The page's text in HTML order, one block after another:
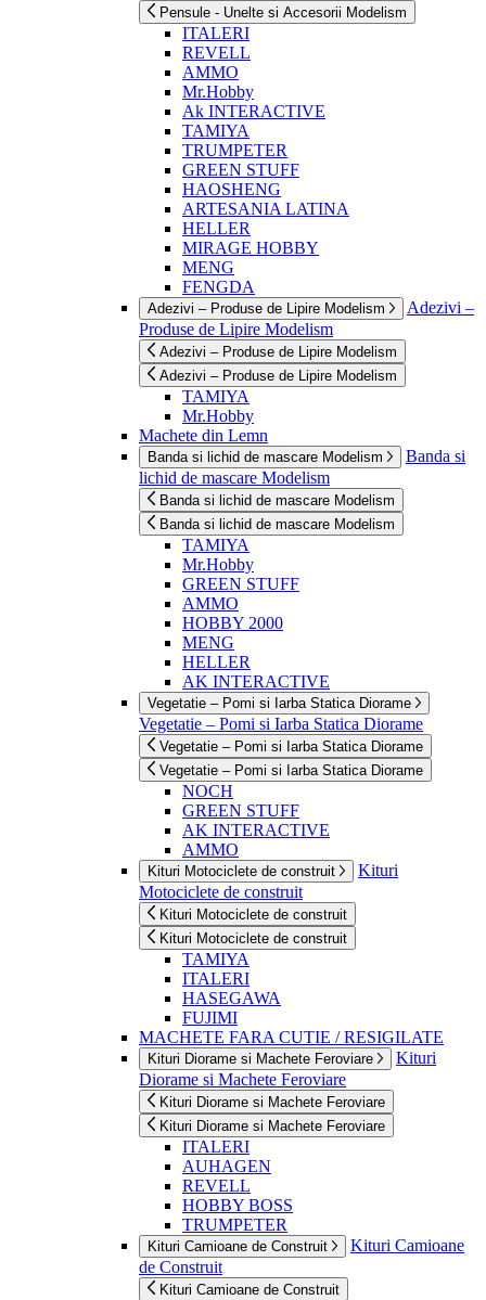
Pensule - Unelte si Accesorii Modelism
ITALERI
REVELL
AMMO
Mr.Hobby
Ak INTERACTIVE
TAMIYA
TRUMPETER
GREEN STUFF
HAOSHENG
ARTESANIA LATINA
HELLER
MIRAGE HOBBY
MENG
FENGDA
Adezivi – Produse de Lipire Modelism
Adezivi –
Produse de Lipire Modelism
Adezivi – Produse de Lipire Modelism
Adezivi – Produse de Lipire Modelism
TAMIYA
Mr.Hobby
Machete din Lemn
Banda si lichid de mascare Modelism
Banda si
lichid de mascare Modelism
Banda si lichid de mascare Modelism
Banda si lichid de mascare Modelism
TAMIYA
Mr.Hobby
GREEN STUFF
AMMO
HOBBY 2000
MENG
HELLER
AK INTERACTIVE
Vegetatie – Pomi si Iarba Statica Diorame
Vegetatie – Pomi si Iarba Statica Diorame
Vegetatie – Pomi si Iarba Statica Diorame
Vegetatie – Pomi si Iarba Statica Diorame
NOCH
GREEN STUFF
AK INTERACTIVE
AMMO
Kituri Motociclete de construit
Kituri
Motociclete de construit
Kituri Motociclete de construit
Kituri Motociclete de construit
TAMIYA
ITALERI
HASEGAWA
FUJIMI
MACHETE FARA CUTIE / RESIGILATE
Kituri Diorame si Machete Feroviare
Kituri
Diorame si Machete Feroviare
Kituri Diorame si Machete Feroviare
Kituri Diorame si Machete Feroviare
ITALERI
AUHAGEN
REVELL
HOBBY BOSS
TRUMPETER
Kituri Camioane de Construit
Kituri Camioane
de Construit
Kituri Camioane de Construit